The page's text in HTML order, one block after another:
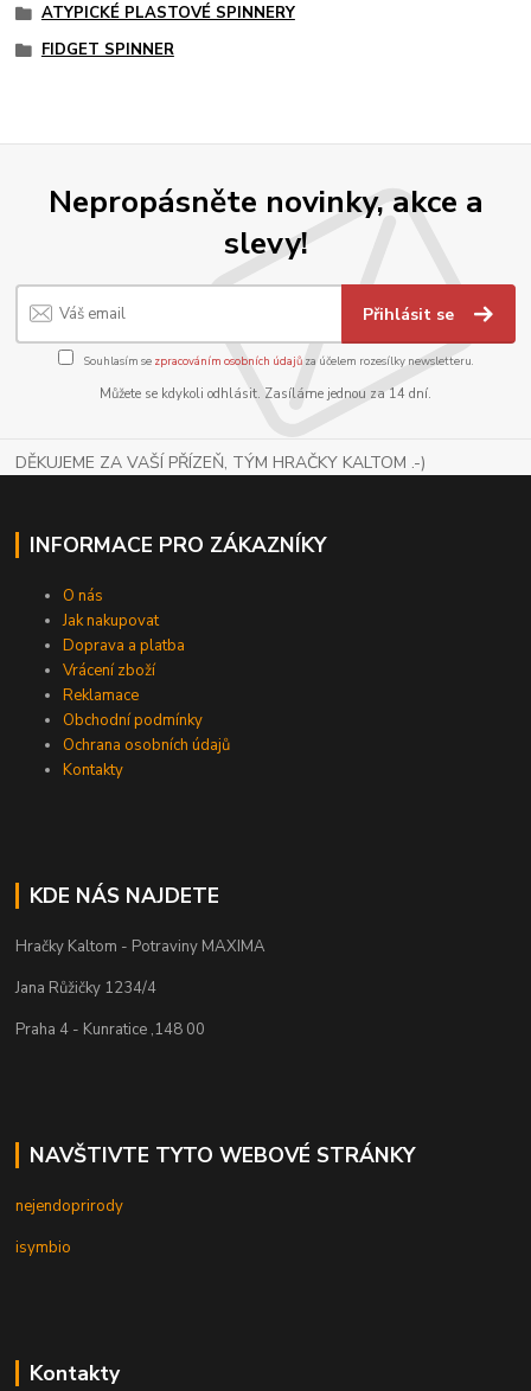
ATYPICKÉ PLASTOVÉ SPINNERY
FIDGET SPINNER
Nepropásněte novinky, akce a
slevy!
Přihlásit se
Souhlasím se zpracováním osobních údajůza účelem rozesílky newsletteru.
Můžete se kdykoli odhlásit. Zasíláme jednou za 14 dní.
DĚKUJEME ZA VAŠÍ PŘÍZEŇ, TÝM HRAČKY KALTOM .-)
INFORMACE PRO ZÁKAZNÍKY
O nás
Jak nakupovat
Doprava a platba
Vrácení zboží
Reklamace
Obchodní podmínky
Ochrana osobních údajů
Kontakty
KDE NÁS NAJDETE
Hračky Kaltom - Potraviny MAXIMA
Jana Růžičky 1234/4
Praha 4 - Kunratice ,148 00
NAVŠTIVTE TYTO WEBOVÉ STRÁNKY
nejendoprirody
isymbio
Kontakty